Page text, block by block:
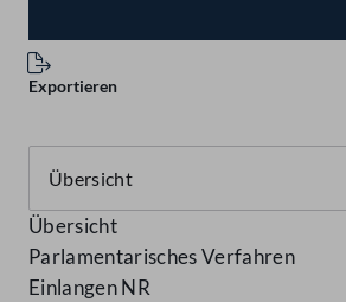
Exportieren
Übersicht
Parlamentarisches Verfahren
Einlangen NR